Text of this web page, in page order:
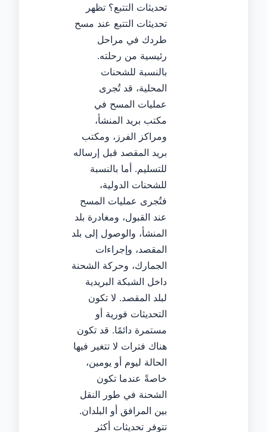
تحديثات التتبع؟ تظهر
تحديثات التتبع عند مسح
طردك في مراحل
رئيسية من رحلته.
بالنسبة للشحنات
المحلية، قد تُجرى
عمليات المسح في
مكتب بريد المنشأ،
ومراكز الفرز، ومكتب
بريد المقصد قبل إرساله
للتسليم. أما بالنسبة
للشحنات الدولية،
فتُجرى عمليات المسح
عند القبول، ومغادرة بلد
المنشأ، والوصول إلى بلد
المقصد، وإجراءات
الجمارك، وحركة الشحنة
داخل الشبكة البريدية
لبلد المقصد. لا تكون
التحديثات فورية أو
مستمرة دائمًا. قد تكون
هناك فترات لا تتغير فيها
الحالة ليوم أو يومين،
خاصةً عندما تكون
الشحنة في طور النقل
بين المرافق أو البلدان.
تتوفر تحديثات أكثر